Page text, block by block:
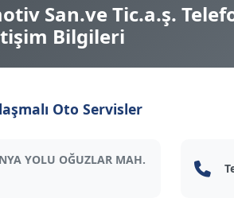
San.ve Tic.a.ş.
Bilgileri
Oto Servisler
YOLU OĞUZLAR MAH.